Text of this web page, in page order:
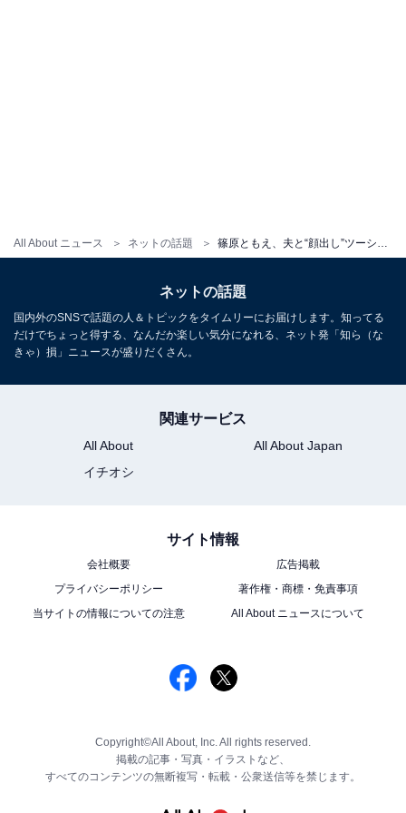
All About ニュース ネットの話題
ネットの話題
国内外のSNSで話題の人＆トピックをタイムリーにお届けします。知ってる
だけでちょっと得する、なんだか楽しい気分になれる、ネット発「知ら（な
きゃ）損」ニュースが盛りだくさん。
関連サービス
All About
All About Japan
イチオシ
サイト情報
会社概要
広告掲載
プライバシーポリシー
著作権・商標・免責事項
当サイトの情報についての注意
All About ニュースについて
Copyright©All About, Inc. All rights reserved.
掲載の記事・写真・イラストなど、
すべてのコンテンツの無断複写・転載・公衆送信等を禁じます。